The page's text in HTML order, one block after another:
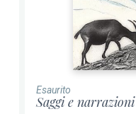
Esaurito
Saggi e narrazioni